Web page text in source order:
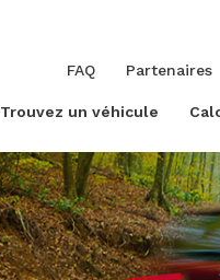
Trouvez un véhicule
FAQ Partenaires